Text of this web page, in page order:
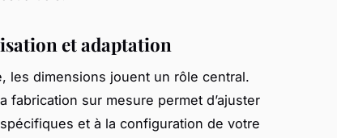
et adaptation
les dimensions jouent un rôle central.
fabrication sur mesure permet d’ajuster
et à la configuration de votre